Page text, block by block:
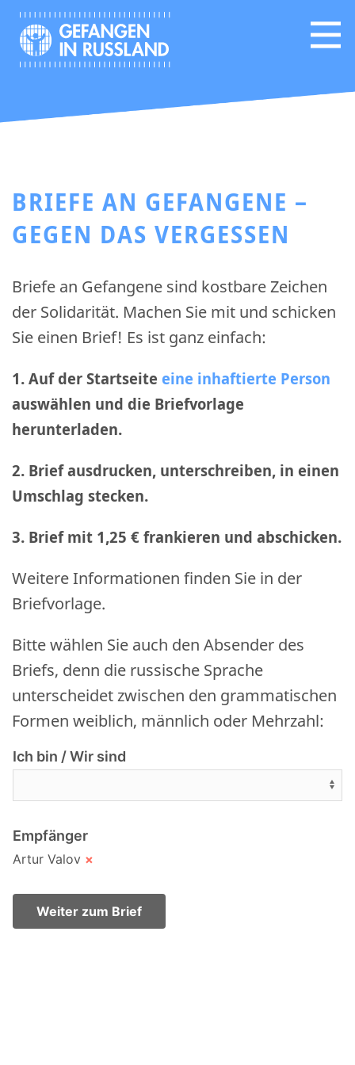
BRIEFE AN GEFANGENE –
GEGEN DAS VERGESSEN
Briefe an Gefangene sind kostbare Zeichen
der Solidarität. Machen Sie mit und schicken
Sie einen Brief! Es ist ganz einfach:
1. Auf der Startseite eine inhaftierte Person
auswählen und die Briefvorlage
herunterladen.
2. Brief ausdrucken, unterschreiben, in einen
Umschlag stecken.
3. Brief mit 1,25 € frankieren und abschicken.
Weitere Informationen finden Sie in der
Briefvorlage.
Bitte wählen Sie auch den Absender des
Briefs, denn die russische Sprache
unterscheidet zwischen den grammatischen
Formen weiblich, männlich oder Mehrzahl:
Ich bin / Wir sind
Empfänger
Artur Valov ×
Weiter zum Brief